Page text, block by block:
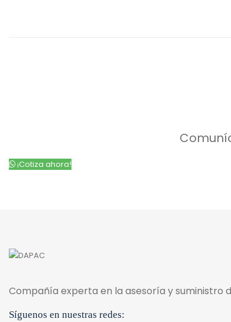
¡Cotiza ahora!
Compañía experta en la asesoría y suministro
Síguenos en nuestras redes: